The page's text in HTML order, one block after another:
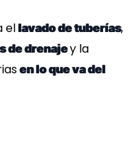
ellavado de tuberías,
de drenajey la
en lo que va del